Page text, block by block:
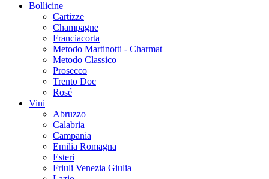
Bollicine
Cartizze
Champagne
Franciacorta
Metodo Martinotti - Charmat
Metodo Classico
Prosecco
Trento Doc
Rosé
Vini
Abruzzo
Calabria
Campania
Emilia Romagna
Esteri
Friuli Venezia Giulia